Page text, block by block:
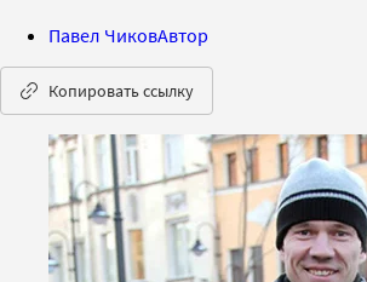
Павел ЧиковАвтор
Копировать ссылку